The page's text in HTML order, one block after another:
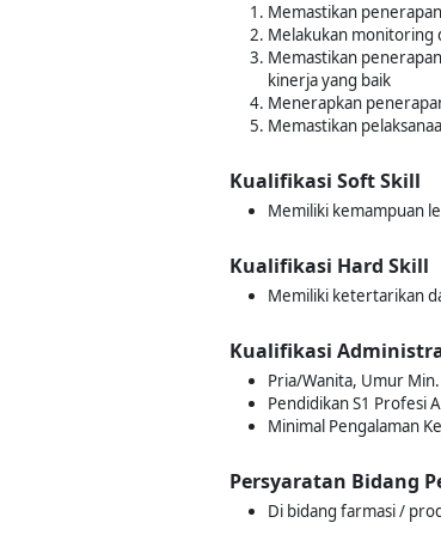
Memastikan
Melakukan monitoring
Memastikan
kinerja yang baik
Menerapkan
Memastikan
Kualifikasi Soft Skill
Memiliki kemampuan
Kualifikasi Hard Skill
Memiliki ketertarikan
Kualifikasi
Pria/Wanita, Umur
Pendidikan S1 Profesi
Minimal Pengalaman
Persyaratan Bidang
Di bidang farmasi /